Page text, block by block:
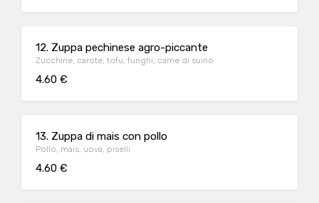
12. Zuppa pechinese agro-piccante
Zucchine, carote, tofu, funghi, carne di suino
4.60 €
13. Zuppa di mais con pollo
Pollo, mais, uova, piselli
4.60 €